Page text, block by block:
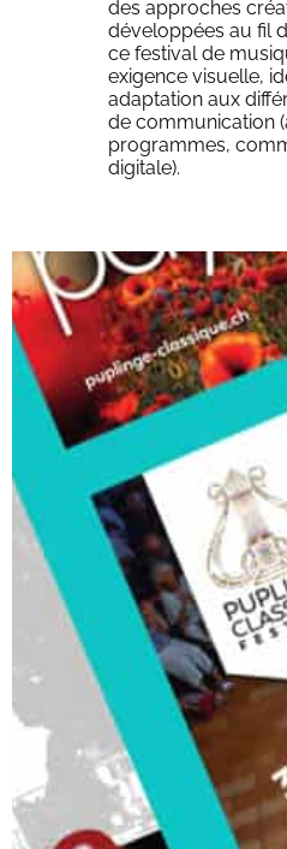
des approches
développées au fil
ce festival de
exigence visuelle,
adaptation aux
de communication
programmes,
digitale).